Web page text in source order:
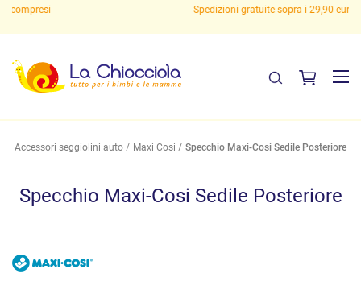
Spedizioni gratuite sopra i 29,90 euro!
Accessori seggiolini auto Maxi Cosi Specchio Maxi-Cosi Sedile Posteriore
Specchio Maxi-Cosi Sedile Posteriore